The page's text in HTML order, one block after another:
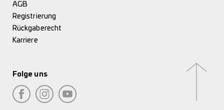
AGB
Registrierung
Rückgaberecht
Karriere
Folge uns